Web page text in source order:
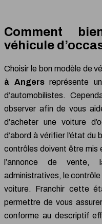
Comment
véhicule
Choisir le bon modèle de
à Angersreprésente
d’automobilistes.
observer afin de vous
d’acheter une voiture
d’abord à vérifier l’état du
contrôles doivent être mis
l’annonce de vente,
administratives, le
voiture. Franchir cette
permettre de vous
conforme au descriptif